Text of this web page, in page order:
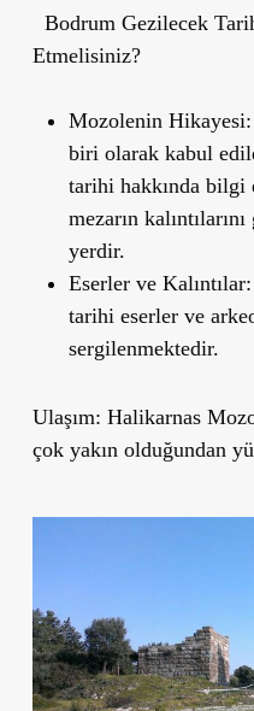
Bodrum Gezilecek
Etmelisiniz?
Mozolenin Hikayesi
biri olarak kabul
tarihi hakkında bilgi
mezarın
yerdir.
Eserler ve Kalıntılar
tarihi eserler ve
sergilenmektedir.
Ulaşım: Halikarnas
çok yakın olduğundan